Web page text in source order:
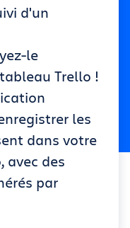
d'un
le
Trello !
les
dans votre
avec des
par